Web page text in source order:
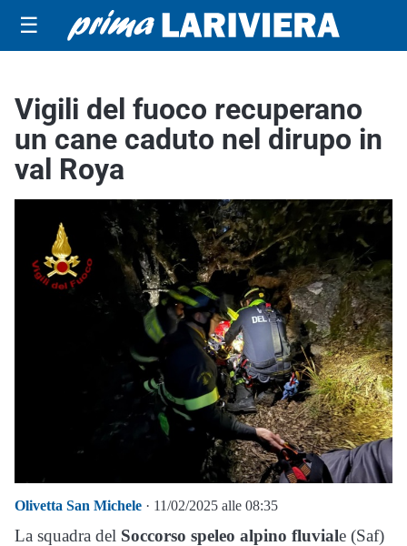
☰
Vigili del fuoco recuperano
un cane caduto nel dirupo in
val Roya
Olivetta San Michele · 11/02/2025 alle 08:35
La squadra del Soccorso speleo alpino fluviale (Saf)